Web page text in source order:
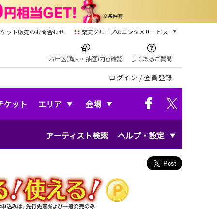
ット販売のお問合わせ 楽天グループのエンタメサービス
本/ゲーム/CD/DVD
楽天ブックス
電子書籍
楽天Kobo
音楽配信
動画配信ガイド
Rakuten PLAY
無料テレビ
お申込(購入・抽選)内容確認 よくあるご質問
ログイン / 会員登録
ケット エリア 会場
アーティスト検索 ヘルプ・設定